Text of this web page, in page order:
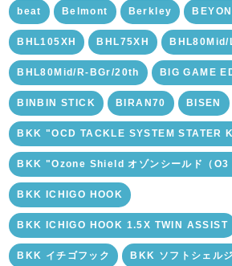
beat Belmont Berkley
BHL105XH BHL75XH
BHL80Mid/R-BGr/20th BIG GAME
BINBIN STICK BIRAN70 BISEN
BKK "OCD TACKLE SYSTEM STATER
BKK "Ozone Shield オゾンシールド（
BKK ICHIGO HOOK
BKK ICHIGO HOOK 1.5X TWIN ASSIST
BKK イチゴフック BKK ソフトシェル